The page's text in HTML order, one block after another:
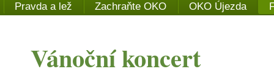
Pravda a lež Zachraňte OKO OKO Újezda
Vánoční koncert